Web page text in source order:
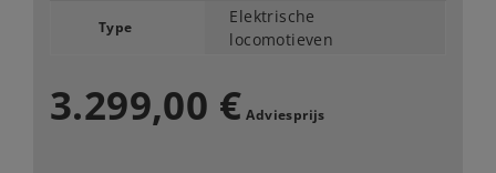
Type
Elektrische
locomotieven
3.299,00 € Adviesprijs